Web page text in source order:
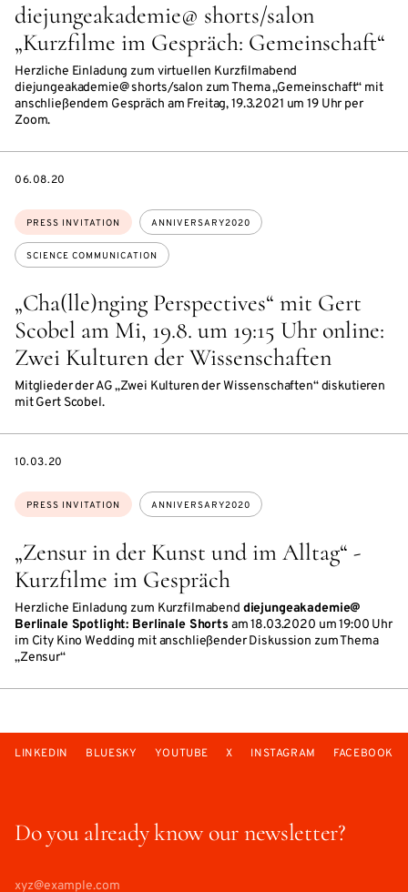
diejungeakademie@ shorts/salon
„Kurzfilme im Gespräch: Gemeinschaft“
Herzliche Einladung zum virtuellen Kurzfilmabend
diejungeakademie@ shorts/salon zum Thema „Gemeinschaft“ mit
anschließendem Gespräch am Freitag, 19.3.2021 um 19 Uhr per
Zoom.
„Cha(lle)nging Perspectives“ mit Gert
Scobel am Mi, 19.8. um 19:15 Uhr online:
Zwei Kulturen der Wissenschaften
Mitglieder der AG „Zwei Kulturen der Wissenschaften“ diskutieren
mit Gert Scobel.
Topics:
PRESS INVITATION ANNIVERSARY2020
SCIENCE COMMUNICATION
DATE
06.08.20
„Zensur in der Kunst und im Alltag“ -
Kurzfilme im Gespräch
Herzliche Einladung zum Kurzfilmabend diejungeakademie@
Berlinale Spotlight: Berlinale Shorts am 18.03.2020 um 19:00 Uhr
im City Kino Wedding mit anschließender Diskussion zum Thema
„Zensur“
Topics:
PRESS INVITATION ANNIVERSARY2020
DATE
10.03.20
Do you already know our newsletter?
LINKEDIN BLUESKY YOUTUBE X INSTAGRAM FACEBOOK